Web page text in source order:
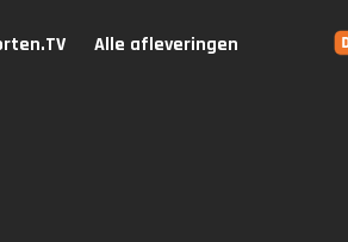
Alle afleveringen